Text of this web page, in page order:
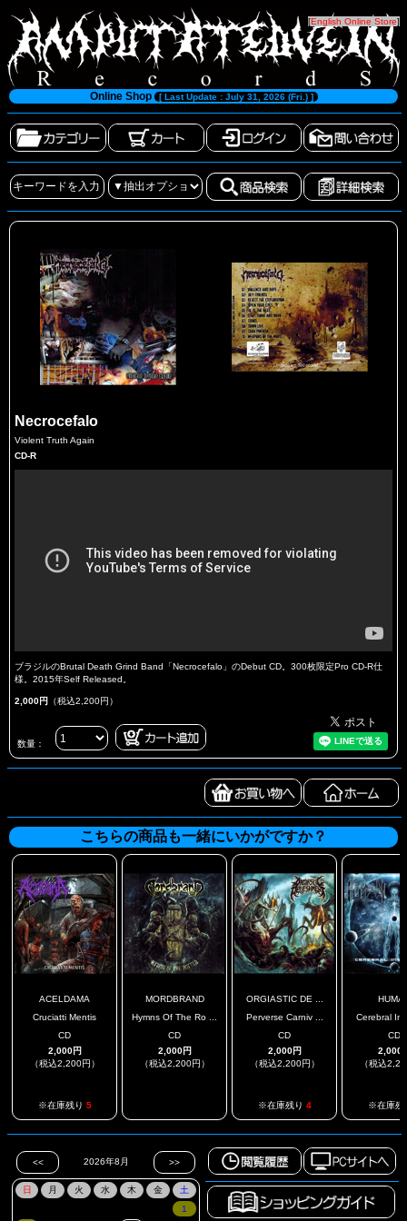
[English Online Store]
Online Shop [ Last Update : July 31, 2026 (Fri.) ]
Necrocefalo
Violent Truth Again
CD-R
ブラジルのBrutal Death Grind Band「Necrocefalo」のDebut CD。300枚限定Pro CD-R仕
様。2015年Self Released。
2,000円 （税込2,200円）
数量：
こちらの商品も一緒にいかがですか？
ACELDAMA
Cruciatti Mentis
CD
2,000円
（税込2,200円）
※在庫残り 5
MORDBRAND
Hymns Of The Ro ...
CD
2,000円
（税込2,200円）
ORGIASTIC DE ...
Perverse Carniv ...
CD
2,000円
（税込2,200円）
※在庫残り 4
Cerebral
CD
2,000
（税込
※在庫残